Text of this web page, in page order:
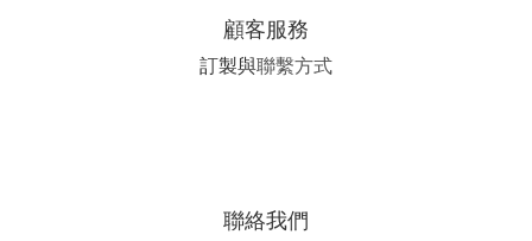
顧客服務
訂製與聯繫方式
聯絡我們